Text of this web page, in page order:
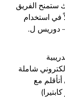
ستمنح الفريق
في استخدام
– دوريس ل.
شاملة
مع